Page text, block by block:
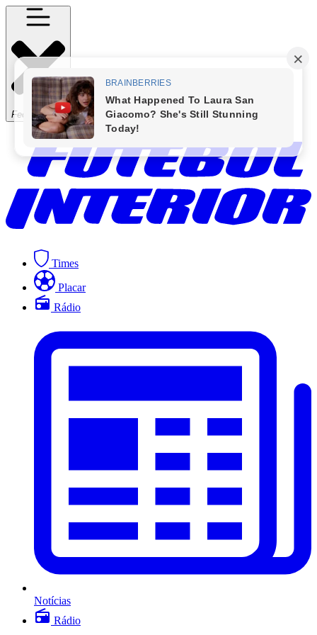
Fechar Menu
Times
Placar
Rádio
Notícias
Rádio